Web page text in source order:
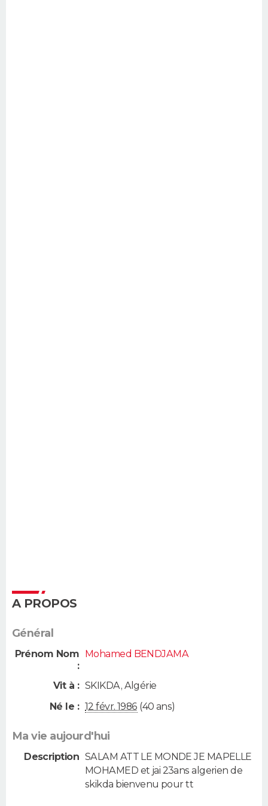
A PROPOS
Général
Prénom Nom
:
Mohamed BENDJAMA
Vit à : SKIKDA, Algérie
Né le : 12 févr. 1986 (40 ans)
Ma vie aujourd'hui
Description SALAM ATT LE MONDE JE MAPELLE
MOHAMED et jai 23ans algerien de
skikda bienvenu pour tt